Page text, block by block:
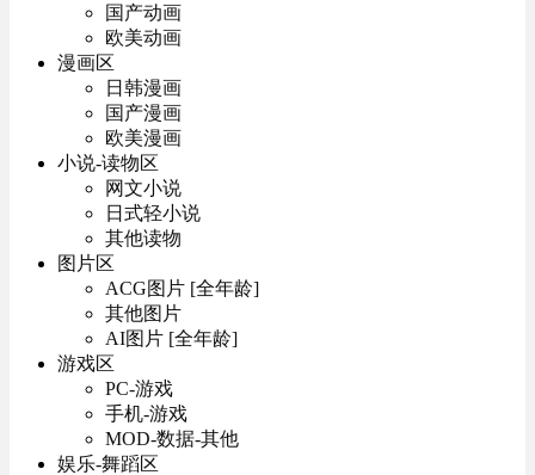
国产动画
欧美动画
漫画区
日韩漫画
国产漫画
欧美漫画
小说-读物区
网文小说
日式轻小说
其他读物
图片区
ACG图片 [全年龄]
其他图片
AI图片 [全年龄]
游戏区
PC-游戏
手机-游戏
MOD-数据-其他
娱乐-舞蹈区